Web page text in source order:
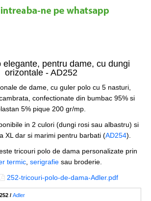
elegante, pentru dame, cu dungi
orizontale - AD252
de dame, cu guler polo cu 5 nasturi,
confectionate din bumbac 95% si
5% pique 200 gr/mp.
in 2 culori (dungi rosi sau albastru) si
XL dar si marimi pentru barbati (AD254).
tricouri polo de dama personalizate prin
termic, serigrafiesau broderie.
252-tricouri-polo-de-dama-Adler.pdf
/ Adler